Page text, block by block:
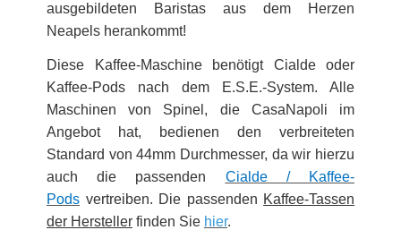
ausgebildeten Baristas aus dem Herzen
Neapels herankommt!
Diese Kaffee-Maschine benötigt Cialde oder
Kaffee-Pods nach dem E.S.E.-System. Alle
Maschinen von Spinel, die CasaNapoli im
Angebot hat, bedienen den verbreiteten
Standard von 44mm Durchmesser, da wir hierzu
auch die passenden Cialde / Kaffee-
Pods vertreiben. Die passenden Kaffee-Tassen
der Hersteller finden Sie hier.